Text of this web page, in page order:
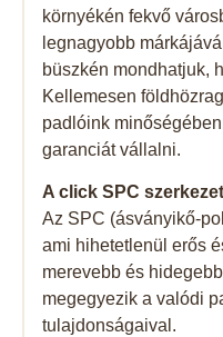
környékén fekvő
legnagyobb
büszkén mondhatjuk,
Kellemesen
padlóink
garanciát vállalni.
A click SPC
Az SPC (ásványikő-
ami hihetetlenül erős
merevebb és
megegyezik a valódi
tulajdonságaival.